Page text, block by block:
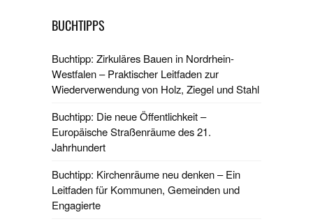
BUCHTIPPS
Buchtipp: Zirkuläres Bauen in Nordrhein-
Westfalen – Praktischer Leitfaden zur
Wiederverwendung von Holz, Ziegel und Stahl
Buchtipp: Die neue Öffentlichkeit –
Europäische Straßenräume des 21.
Jahrhundert
Buchtipp: Kirchenräume neu denken – Ein
Leitfaden für Kommunen, Gemeinden und
Engagierte